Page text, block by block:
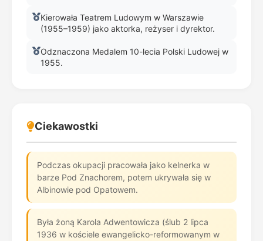
Kierowała Teatrem Ludowym w Warszawie
(1955–1959) jako aktorka, reżyser i dyrektor.
Odznaczona Medalem 10-lecia Polski Ludowej w
1955.
Ciekawostki
Podczas okupacji pracowała jako kelnerka w
barze Pod Znachorem, potem ukrywała się w
Albinowie pod Opatowem.
Była żoną Karola Adwentowicza (ślub 2 lipca
1936 w kościele ewangelicko-reformowanym w